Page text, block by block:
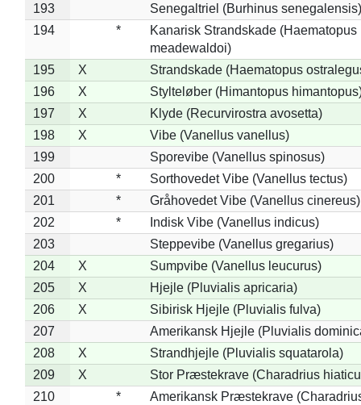
193
Senegaltriel (Burhinus senegalensis)
194
*
Kanarisk Strandskade (Haematopus
meadewaldoi)
195
X
Strandskade (Haematopus
196
X
Stylteløber (Himantopus
197
X
Klyde (Recurvirostra avosetta)
198
X
Vibe (Vanellus vanellus)
199
Sporevibe (Vanellus spinosus)
200
*
Sorthovedet Vibe (Vanellus tectus)
201
*
Gråhovedet Vibe (Vanellus cinereus)
202
*
Indisk Vibe (Vanellus indicus)
203
Steppevibe (Vanellus gregarius)
204
X
Sumpvibe (Vanellus leucurus)
205
X
Hjejle (Pluvialis apricaria)
206
X
Sibirisk Hjejle (Pluvialis fulva)
207
Amerikansk Hjejle (Pluvialis
208
X
Strandhjejle (Pluvialis squatarola)
209
X
Stor Præstekrave (Charadrius
210
*
Amerikansk Præstekrave